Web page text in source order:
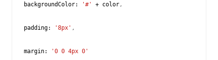
backgroundColor: '#' + color ,
padding: '8px' ,
margin: '0 0 4px 0'